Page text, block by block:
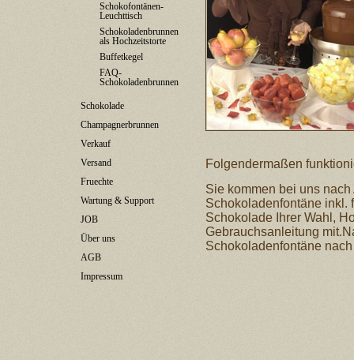
Schokofontänen-
Leuchttisch
Schokoladenbrunnen
als Hochzeitstorte
Buffetkegel
FAQ-
Schokoladenbrunnen
Schokolade
Champagnerbrunnen
Verkauf
Versand
Fruechte
Wartung & Support
JOB
Über uns
AGB
Impressum
Folgendermaßen
Sie kommen bei uns
Schokoladenfontäne inkl.
Schokolade Ihrer Wahl,
Gebrauchsanleitung
Schokoladenfontäne